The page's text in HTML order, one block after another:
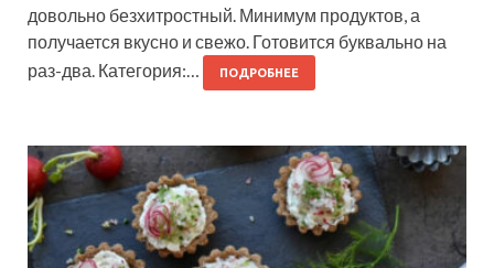
довольно безхитростный. Минимум продуктов, а
получается вкусно и свежо. Готовится буквально на
раз-два. Категория:…
ПОДРОБНЕЕ